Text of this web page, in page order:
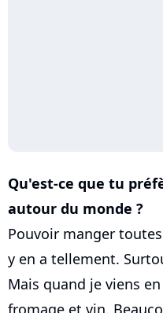
Qu'est-ce que tu
autour du monde ?
Pouvoir manger
y en a tellement.
Mais quand je viens
fromage et vin.